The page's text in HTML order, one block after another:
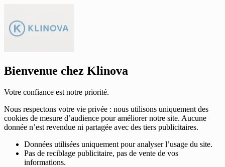
Bienvenue chez Klinova
Votre confiance est notre priorité.
Nous respectons votre vie privée : nous utilisons uniquement des
cookies de mesure d’audience pour améliorer notre site. Aucune
donnée n’est revendue ni partagée avec des tiers publicitaires.
Données utilisées uniquement pour analyser l’usage du site.
Pas de reciblage publicitaire, pas de vente de vos
informations.